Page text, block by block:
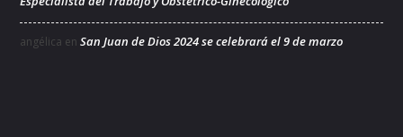
angélica en San Juan de Dios 2024 se celebrará el 9 de marzo